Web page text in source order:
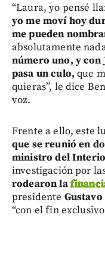
“Laura, yo pensé
yo me moví hoy
me pueden
absolutamente
número uno, y con
pasa un culo, que
quieras”, le dice
voz.
Frente a ello, este
que se reunió en
ministro del
investigación por
rodearon la
presidente
“con el fin